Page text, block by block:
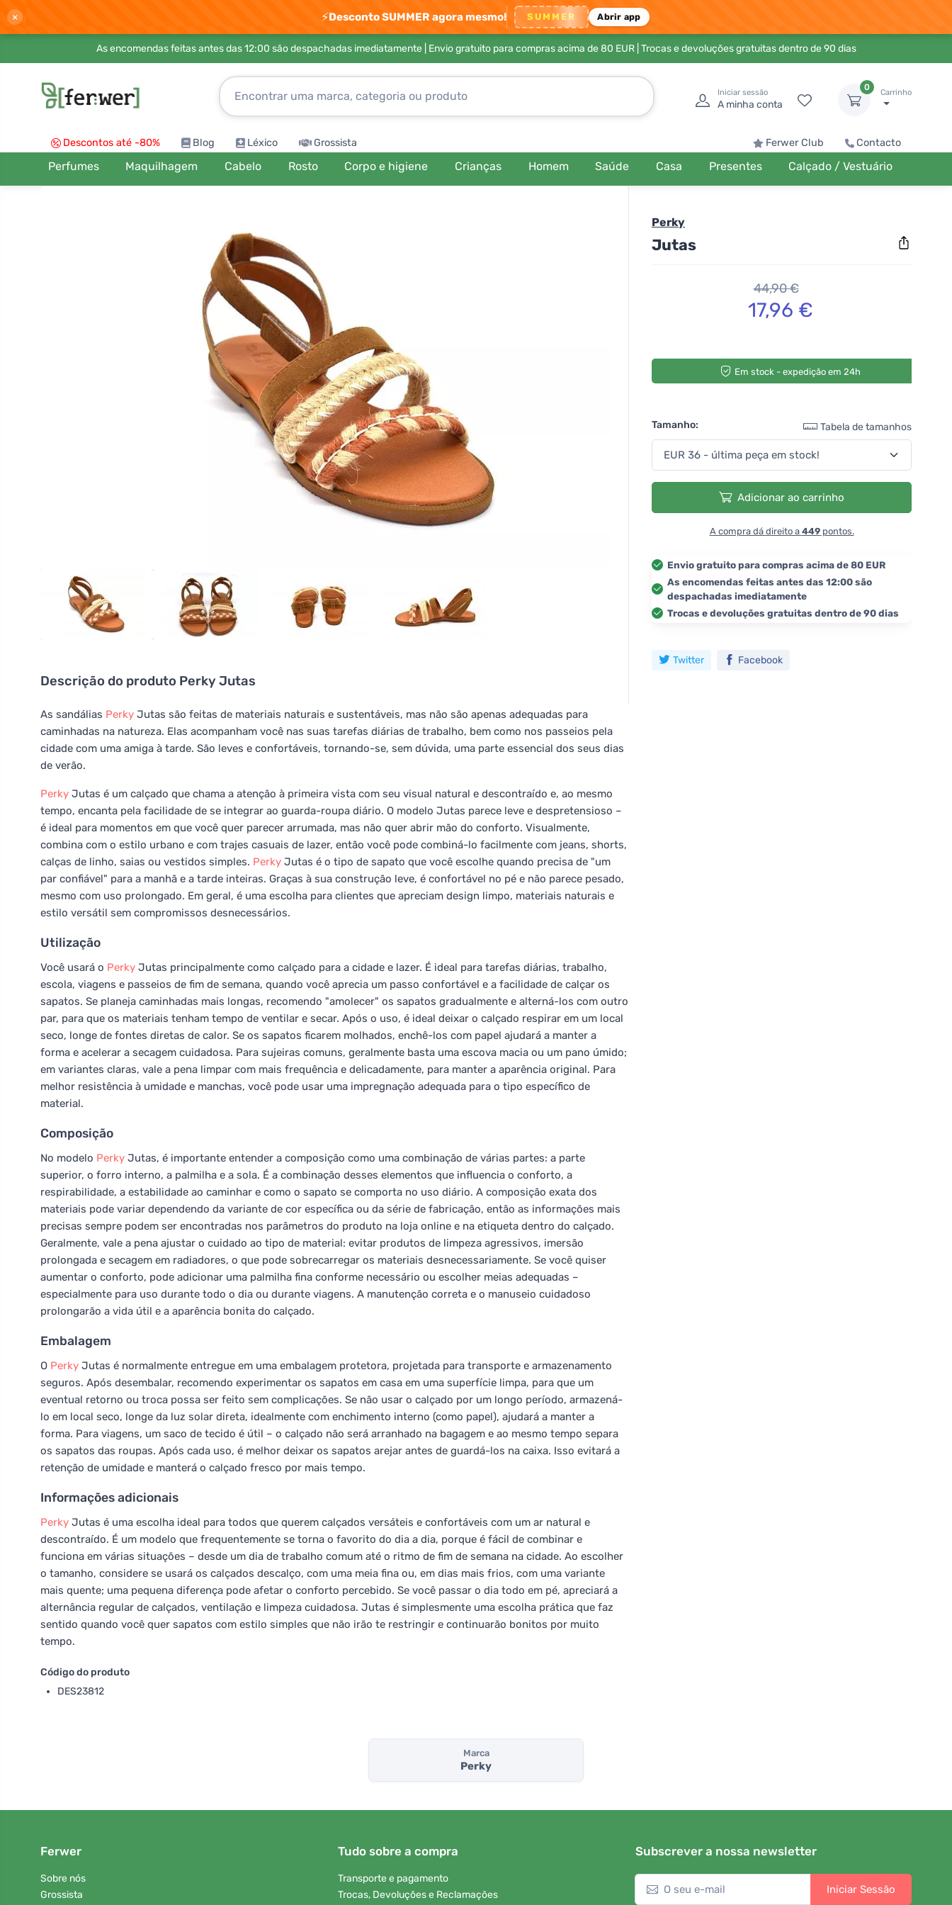
× ⚡Desconto SUMMER agora mesmo! SUMMER Abrir app
As encomendas feitas antes das 12:00 são despachadas imediatamente | Envio gratuito para compras acima de 80 EUR| Trocas e devoluções gratuitas dentro de 90 dias
Iniciar sessão
A minha conta
0
Carrinho
Descontos até -80% Blog Léxico Grossista Ferwer Club Contacto
Perfumes Maquilhagem Cabelo Rosto Corpo e higiene Crianças Homem Saúde Casa Presentes Calçado / Vestuário
Descrição do produto Perky Jutas
As sandálias Perky Jutas são feitas de materiais naturais e sustentáveis, mas não são apenas adequadas para
caminhadas na natureza. Elas acompanham você nas suas tarefas diárias de trabalho, bem como nos passeios pela
cidade com uma amiga à tarde. São leves e confortáveis, tornando-se, sem dúvida, uma parte essencial dos seus dias
de verão.
Perky Jutas é um calçado que chama a atenção à primeira vista com seu visual natural e descontraído e, ao mesmo
tempo, encanta pela facilidade de se integrar ao guarda-roupa diário. O modelo Jutas parece leve e despretensioso –
é ideal para momentos em que você quer parecer arrumada, mas não quer abrir mão do conforto. Visualmente,
combina com o estilo urbano e com trajes casuais de lazer, então você pode combiná-lo facilmente com jeans, shorts,
calças de linho, saias ou vestidos simples. Perky Jutas é o tipo de sapato que você escolhe quando precisa de "um
par confiável" para a manhã e a tarde inteiras. Graças à sua construção leve, é confortável no pé e não parece pesado,
mesmo com uso prolongado. Em geral, é uma escolha para clientes que apreciam design limpo, materiais naturais e
estilo versátil sem compromissos desnecessários.
Utilização
Você usará o Perky Jutas principalmente como calçado para a cidade e lazer. É ideal para tarefas diárias, trabalho,
escola, viagens e passeios de fim de semana, quando você aprecia um passo confortável e a facilidade de calçar os
sapatos. Se planeja caminhadas mais longas, recomendo "amolecer" os sapatos gradualmente e alterná-los com outro
par, para que os materiais tenham tempo de ventilar e secar. Após o uso, é ideal deixar o calçado respirar em um local
seco, longe de fontes diretas de calor. Se os sapatos ficarem molhados, enchê-los com papel ajudará a manter a
forma e acelerar a secagem cuidadosa. Para sujeiras comuns, geralmente basta uma escova macia ou um pano úmido;
em variantes claras, vale a pena limpar com mais frequência e delicadamente, para manter a aparência original. Para
melhor resistência à umidade e manchas, você pode usar uma impregnação adequada para o tipo específico de
material.
Composição
No modelo Perky Jutas, é importante entender a composição como uma combinação de várias partes: a parte
superior, o forro interno, a palmilha e a sola. É a combinação desses elementos que influencia o conforto, a
respirabilidade, a estabilidade ao caminhar e como o sapato se comporta no uso diário. A composição exata dos
materiais pode variar dependendo da variante de cor específica ou da série de fabricação, então as informações mais
precisas sempre podem ser encontradas nos parâmetros do produto na loja online e na etiqueta dentro do calçado.
Geralmente, vale a pena ajustar o cuidado ao tipo de material: evitar produtos de limpeza agressivos, imersão
prolongada e secagem em radiadores, o que pode sobrecarregar os materiais desnecessariamente. Se você quiser
aumentar o conforto, pode adicionar uma palmilha fina conforme necessário ou escolher meias adequadas –
especialmente para uso durante todo o dia ou durante viagens. A manutenção correta e o manuseio cuidadoso
prolongarão a vida útil e a aparência bonita do calçado.
Embalagem
O Perky Jutas é normalmente entregue em uma embalagem protetora, projetada para transporte e armazenamento
seguros. Após desembalar, recomendo experimentar os sapatos em casa em uma superfície limpa, para que um
eventual retorno ou troca possa ser feito sem complicações. Se não usar o calçado por um longo período, armazená-
lo em local seco, longe da luz solar direta, idealmente com enchimento interno (como papel), ajudará a manter a
forma. Para viagens, um saco de tecido é útil – o calçado não será arranhado na bagagem e ao mesmo tempo separa
os sapatos das roupas. Após cada uso, é melhor deixar os sapatos arejar antes de guardá-los na caixa. Isso evitará a
retenção de umidade e manterá o calçado fresco por mais tempo.
Informações adicionais
Perky Jutas é uma escolha ideal para todos que querem calçados versáteis e confortáveis com um ar natural e
descontraído. É um modelo que frequentemente se torna o favorito do dia a dia, porque é fácil de combinar e
funciona em várias situações – desde um dia de trabalho comum até o ritmo de fim de semana na cidade. Ao escolher
o tamanho, considere se usará os calçados descalço, com uma meia fina ou, em dias mais frios, com uma variante
mais quente; uma pequena diferença pode afetar o conforto percebido. Se você passar o dia todo em pé, apreciará a
alternância regular de calçados, ventilação e limpeza cuidadosa. Jutas é simplesmente uma escolha prática que faz
sentido quando você quer sapatos com estilo simples que não irão te restringir e continuarão bonitos por muito
tempo.
Código do produto
DES23812
Perky
Jutas
44,90 €
17,96 €
Em stock - expedição em 24h
Tamanho: Tabela de tamanhos
Adicionar ao carrinho
A compra dá direito a 449pontos.
Envio gratuito para compras acima de 80 EUR
As encomendas feitas antes das 12:00 são
despachadas imediatamente
Trocas e devoluções gratuitas dentro de 90 dias
Twitter Facebook
Marca
Perky
Ferwer
Sobre nós
Grossista
Tudo sobre a compra
Transporte e pagamento
Trocas, Devoluções e Reclamações
Subscrever a nossa newsletter
Iniciar Sessão